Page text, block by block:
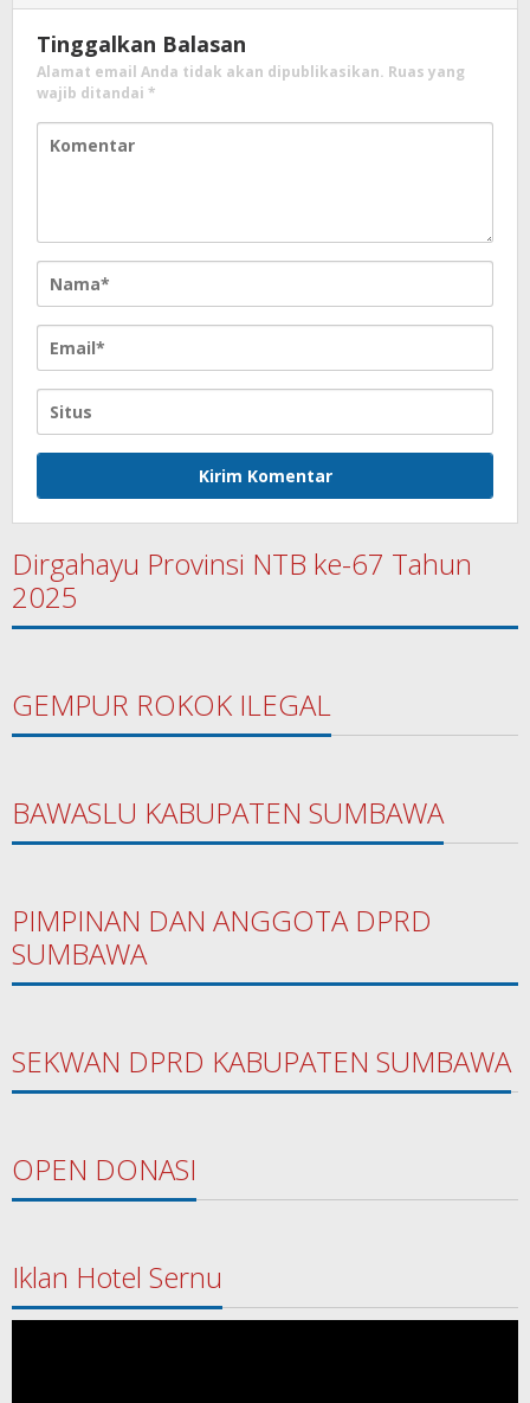
Tinggalkan Balasan
Alamat email Anda tidak akan dipublikasikan. Ruas yang
wajib ditandai *
Dirgahayu Provinsi NTB ke-67 Tahun
2025
GEMPUR ROKOK ILEGAL
BAWASLU KABUPATEN SUMBAWA
PIMPINAN DAN ANGGOTA DPRD
SUMBAWA
SEKWAN DPRD KABUPATEN SUMBAWA
OPEN DONASI
Iklan Hotel Sernu